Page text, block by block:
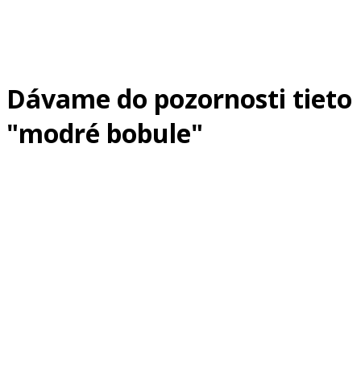
Dávame do pozornosti tieto
"modré bobule"